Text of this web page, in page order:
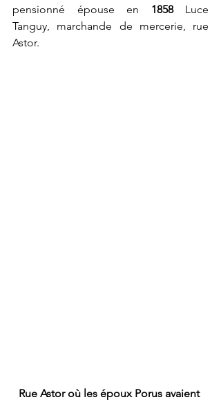
pensionné épouse en 1858 Luce
Tanguy, marchande de mercerie, rue
Astor.
Rue Astor où les époux Porus avaient